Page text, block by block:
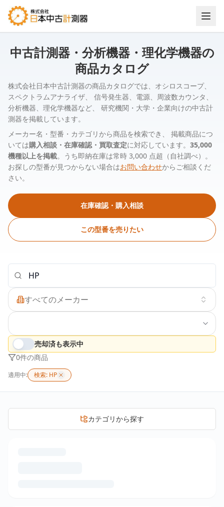
中古計測器・分析機器・理化学機器の
商品カタログ
株式会社日本中古計測器の商品カタログでは、オシロスコープ、
スペクトラムアナライザ、 信号発生器、電源、周波数カウンタ、
分析機器、理化学機器など、 研究機関・大学・企業向けの中古計
測器を掲載しています。
メーカー名・型番・カテゴリから商品を検索でき、 掲載商品につ
いては購入相談・在庫確認・買取査定に対応しています。 35,000
機種以上を掲載。うち即納在庫は常時 3,000 点超（自社調べ）。
お探しの型番が見つからない場合はお問い合わせからご相談くだ
さい。
在庫確認・購入相談
この型番を売りたい
すべてのメーカー
売却済も表示中
0件の商品
適用中: 検索: HP
カテゴリから探す